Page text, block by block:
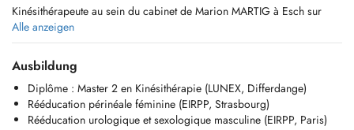
Kinésithérapeute au sein du cabinet de Marion MARTIG à Esch sur
Alzette, nous vous proposons une prise en charge d'une heure (20min
de séance manuelle réglementée par la CNS + 30min complémentaire
à base de fungo (coussin chaud), électrothérapie, exercices ou
autres...).
Voici les domaines de kinésithérapie dans lesquels j'exerce avec des
exemples de prise en charge:
Alle anzeigen
Ausbildung
Diplôme : Master 2 en Kinésithérapie (LUNEX, Differdange)
Rééducation périnéale féminine (EIRPP, Strasbourg)
Rééducation urologique et sexologique masculine (EIRPP, Paris)